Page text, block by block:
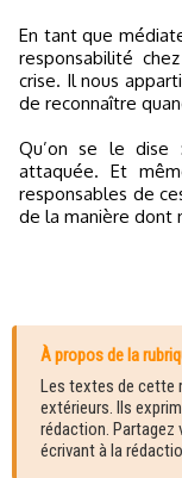
En tant que
responsabilité
crise. Il nous
de reconnaître
Qu’on se le dise
attaquée. Et
responsables de
de la manière dont
À propos de la
Les textes de cette
extérieurs. Ils
rédaction. Partagez
écrivant à la